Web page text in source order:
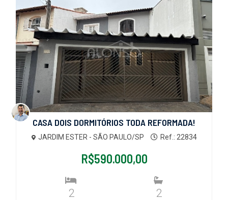
CASA DOIS DORMITÓRIOS TODA REFORMADA!
JARDIM ESTER - SÃO PAULO/SP Ref.: 22834
R$590.000,00
2 2